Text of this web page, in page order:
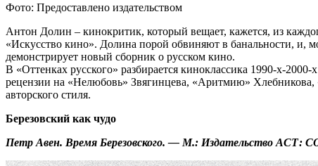
Фото: Предоставлено издательством
Антон Долин – кинокритик, который вещает, кажется, из
«Искусство кино». Долина порой обвиняют в банальности, и,
демонстрирует новый сборник о русском кино.
В «Оттенках русского» разбирается киноклассика 1990-х-
рецензии на «Нелюбовь» Звягинцева, «Аритмию» Хлебникова,
авторского стиля.
Березовский как чудо
Петр Авен. Время Березовского. — М.: Издательство АСТ: